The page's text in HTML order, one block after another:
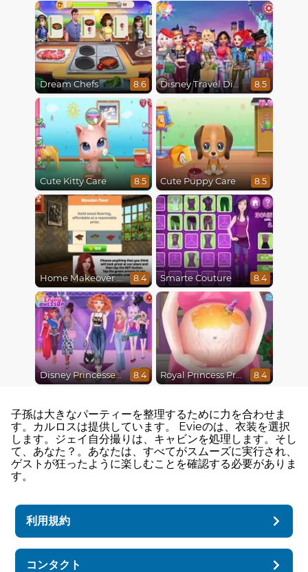
Dream Chefs 8.6 Disney Travel Diaries: City Break 8.5
Cute Kitty Care 8.5 Cute Puppy Care 8.5
Home Makeover Hidden Object 8.4 Smarte Couture 8.4
Disney Princesses Runway Show 8.4 Royal Princess Pregnant 8.4
子孫は大きなパーティーを整理するために力を合わせま
す。カルロスは提供しています。 Evieのは、衣装を選択
します。ジェイ自分撮りは、キャビンを処理します。そし
て、あなた？。あなたは、すべてがスムーズに実行され、
ゲストが狂ったように楽しむことを確認する必要がありま
す。
利用規約
コンタクト